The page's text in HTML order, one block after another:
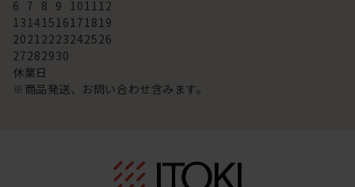
6 7 8 9 10 11 12
13 14 15 16 17 18 19
2021 2223242526
27282930
休業日
※商品発送、お問い合わせ含みます。